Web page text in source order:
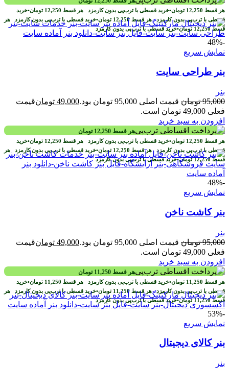
هر قسط 12,250 تومان•خرید قسطی با ترب‌پی بدون کارمزد هر قسط 12,250 تومان•خرید
قسطی با ترب‌پی بدون کارمزدهر قسط 12,250 تومان•خرید قسطی با ترب‌پی بدون کارمزد هر
قسط12,250 تومان•خرید قسطی با ترب‌پی بدون کارمزد
-48%
نمایش سریع
بنر طراحی سایت
بنر
95,000 تومان قیمت اصلی 95,000 تومان بود. 49,000 تومانقیمت
فعلی 49,000 تومان است.
افزودن به سبد خرید
هر قسط 12,250 تومان
هر قسط 12,250 تومان•خرید قسطی با ترب‌پی بدون کارمزد هر قسط 12,250 تومان•خرید
قسطی با ترب‌پی بدون کارمزدهر قسط 12,250 تومان•خرید قسطی با ترب‌پی بدون کارمزد هر
قسط12,250 تومان•خرید قسطی با ترب‌پی بدون کارمزد
-48%
نمایش سریع
بنر کاشت ناخن
بنر
95,000 تومان قیمت اصلی 95,000 تومان بود. 49,000 تومانقیمت
فعلی 49,000 تومان است.
افزودن به سبد خرید
هر قسط 11,250 تومان
هر قسط 11,250 تومان•خرید قسطی با ترب‌پی بدون کارمزد هر قسط 11,250 تومان•خرید
قسطی با ترب‌پی بدون کارمزدهر قسط 11,250 تومان•خرید قسطی با ترب‌پی بدون کارمزد هر
قسط11,250 تومان•خرید قسطی با ترب‌پی بدون کارمزد
-53%
نمایش سریع
بنر کالای دیجیتال
بنر